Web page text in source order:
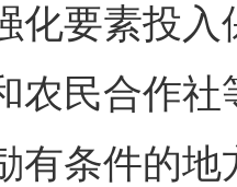
要素投入
农民合作
有条件的